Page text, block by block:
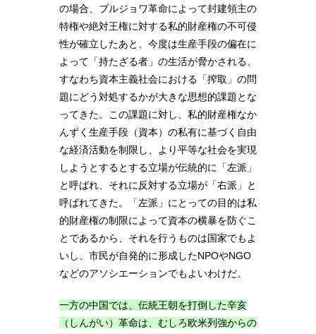
の場合、ブルジョワ革命によって封建領主の
特権や絶対王権に対する私的財産権の不可侵
性が確立したあと、今度は生産手段の偏在に
よって「持たざる者」の生活が脅かされる、
すなわち資本主義社会における「搾取」の問
題にどう対処するかが大きな思想的課題とな
ってきた。この課題に対し、私的財産権なか
んずく生産手段（資本）の私有に基づく自由
な経済活動を制限し、より平等な社会を実現
しようとするとする立場が伝統的に「左派」
と呼ばれ、それに反対する立場が「右派」と
呼ばれてきた。「左派」にとっての目的は私
的財産権の制限によって資本の横暴を防ぐこ
とであるから、それを行うものは国家でもよ
いし、市民が自発的に形成したNPOやNGO
などのアソシエーションでもよいわけだ。
一方の中国では、伝統王朝を打倒した辛亥
（しんがい）革命は、むしろ欧米列強からの